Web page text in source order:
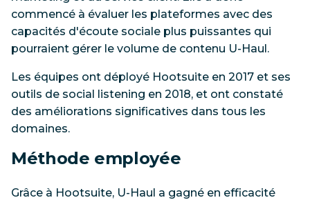
commencé à évaluer les plateformes avec des
capacités d'écoute sociale plus puissantes qui
pourraient gérer le volume de contenu U-Haul.
Les équipes ont déployé Hootsuite en 2017 et ses
outils de social listening en 2018, et ont constaté
des améliorations significatives dans tous les
domaines.
Méthode employée
Grâce à Hootsuite, U-Haul a gagné en efficacité